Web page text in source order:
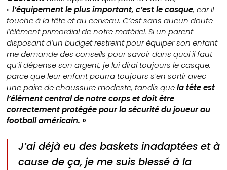
«l’équipement le plus important, c’est le casque, car il
touche à la tête et au cerveau. C’est sans aucun doute
l’élément primordial de notre matériel. Si un parent
disposant d’un budget restreint pour équiper son enfant
me demande des conseils pour savoir dans quoi il faut
qu’il dépense son argent, je lui dirai toujours le casque,
parce que leur enfant pourra toujours s’en sortir avec
une paire de chaussure modeste, tandis quela tête est
l’élément central de notre corps et doit être
correctement protégée pour la sécurité du joueur au
football américain. »
J’ai déjà eu des baskets inadaptées et à
cause de ça, je me suis blessé à la